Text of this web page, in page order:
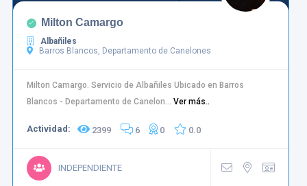
Milton Camargo
Albañiles
Barros Blancos, Departamento de Canelones
Milton Camargo. Servicio de Albañiles Ubicado en Barros
Blancos - Departamento de Canelon... Ver más..
Actividad: 2399 6 0 0.0
INDEPENDIENTE